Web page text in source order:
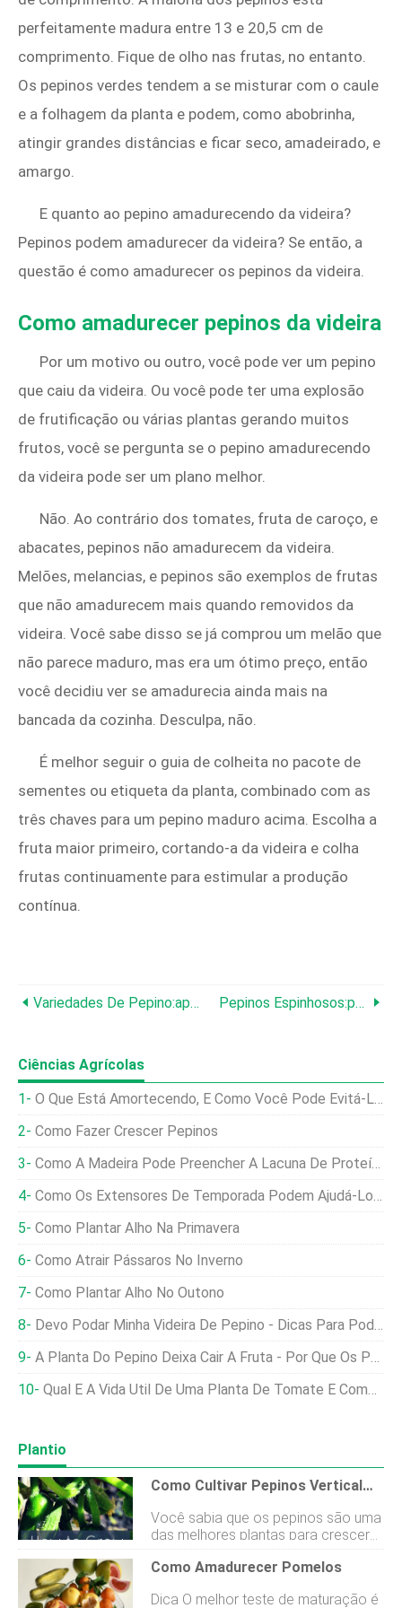
perfeitamente madura entre 13 e 20,5 cm de
comprimento. Fique de olho nas frutas, no entanto.
Os pepinos verdes tendem a se misturar com o caule
e a folhagem da planta e podem, como abobrinha,
atingir grandes distâncias e ficar seco, amadeirado, e
amargo.
E quanto ao pepino amadurecendo da videira?
Pepinos podem amadurecer da videira? Se então, a
questão é como amadurecer os pepinos da videira.
Como amadurecer pepinos da videira
Por um motivo ou outro, você pode ver um pepino
que caiu da videira. Ou você pode ter uma explosão
de frutificação ou várias plantas gerando muitos
frutos, você se pergunta se o pepino amadurecendo
da videira pode ser um plano melhor.
Não. Ao contrário dos tomates, fruta de caroço, e
abacates, pepinos não amadurecem da videira.
Melões, melancias, e pepinos são exemplos de frutas
que não amadurecem mais quando removidos da
videira. Você sabe disso se já comprou um melão que
não parece maduro, mas era um ótimo preço, então
você decidiu ver se amadurecia ainda mais na
bancada da cozinha. Desculpa, não.
É melhor seguir o guia de colheita no pacote de
sementes ou etiqueta da planta, combinado com as
três chaves para um pepino maduro acima. Escolha a
fruta maior primeiro, cortando-a da videira e colha
frutas continuamente para estimular a produção
contínua.
Variedades De Pepino:aprenda Sobre Os Diferentes Tipos De Plantas De Pepino Pepinos Espinhosos:por Que Meus Pepinos Ficam Espinhosos?
Ciências Agrícolas
O Que Está Amortecendo, E Como Você Pode Evitá-Lo?
Como Fazer Crescer Pepinos
Como A Madeira Pode Preencher A Lacuna De Proteínas
Como Os Extensores De Temporada Podem Ajudá-Lo A Tirar Mais Proveito Da Estação De Cultivo
Como Plantar Alho Na Primavera
Como Atrair Pássaros No Inverno
Como Plantar Alho No Outono
Devo Podar Minha Videira De Pepino - Dicas Para Podar Pepinos No Jardim
A Planta Do Pepino Deixa Cair A Fruta - Por Que Os Pepinos Estão Caindo Da Videira
Qual ​​é A Vida Útil De Uma Planta De Tomate E Como Ela Pode Ser Aumentada
Plantio
Como Cultivar Pepinos Verticalmente
Você sabia que os pepinos são uma
das melhores plantas para crescer
verticalmente na horta? Ou se você
tiver apenas espaço suficiente para
verticalmente é a escolha perfeita!
Como Amadurecer Pomelos
Dica O melhor teste de maturação é